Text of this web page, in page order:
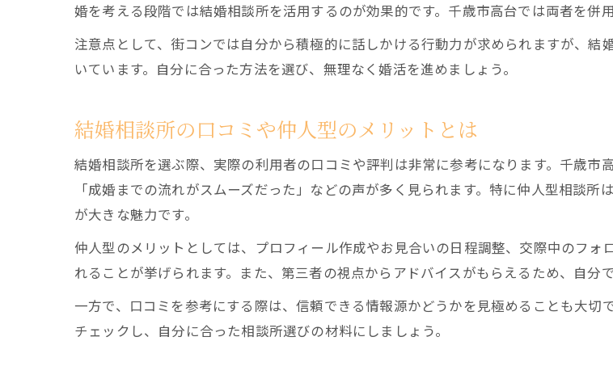
婚を考える段階では結婚相談所を活用するのが効果的です。千歳市高台では両者を併
注意点として、街コンでは自分から積極的に話しかける行動力が求められますが、
いています。自分に合った方法を選び、無理なく婚活を進めましょう。
結婚相談所の口コミや仲人型のメリットとは
結婚相談所を選ぶ際、実際の利用者の口コミや評判は非常に参考になります。千歳市
「成婚までの流れがスムーズだった」などの声が多く見られます。特に仲人型相談
が大きな魅力です。
仲人型のメリットとしては、プロフィール作成やお見合いの日程調整、交際中のフ
れることが挙げられます。また、第三者の視点からアドバイスがもらえるため、自分
一方で、口コミを参考にする際は、信頼できる情報源かどうかを見極めることも大
チェックし、自分に合った相談所選びの材料にしましょう。